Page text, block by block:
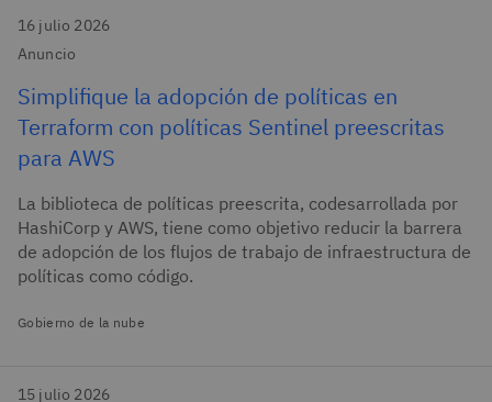
16 julio 2026
Anuncio
Simplifique la adopción de políticas en
Terraform con políticas Sentinel preescritas
para AWS
La biblioteca de políticas preescrita, codesarrollada por
HashiCorp y AWS, tiene como objetivo reducir la barrera
de adopción de los flujos de trabajo de infraestructura de
políticas como código.
Gobierno de la nube
15 julio 2026